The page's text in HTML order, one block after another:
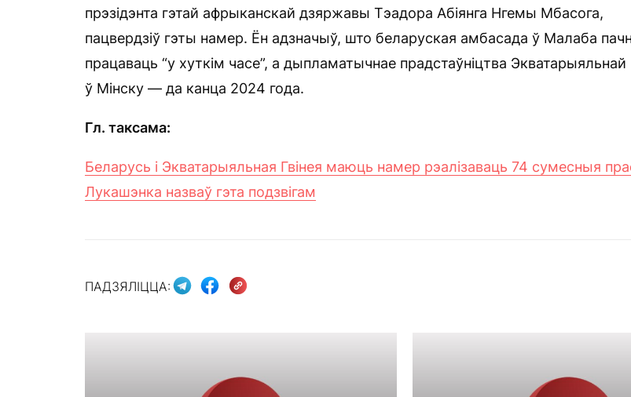
прэзідэнта гэтай афрыканскай дзяржавы Тэадора Абіянга Нгемы Мбасога,
пацвердзіў гэты намер. Ён адзначыў, што беларуская амбасада ў Малаба
працаваць “у хуткім часе”, а дыпламатычнае прадстаўніцтва Экватарыяльнай
ў Мінску — да канца 2024 года.
Гл. таксама:
Беларусь і Экватарыяльная Гвінея маюць намер рэалізаваць 74 сумесныя
Лукашэнка назваў гэта подзвігам
ПАДЗЯЛІЦЦА: